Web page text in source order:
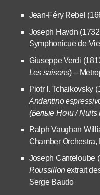
Jean-Féry Rebel
Joseph Haydn
Symphonique de
Giuseppe Verdi
Les saisons) –
Piotr I. Tchaikovsky
Andantino
(Белые Ночи / Nuits
Ralph Vaughan
Chamber
Joseph Canteloube
Roussillon extrait
Serge Baudo